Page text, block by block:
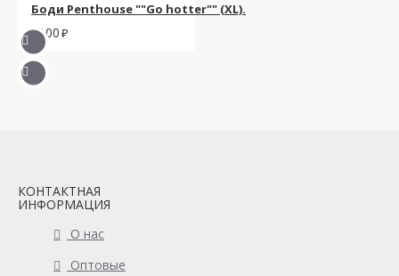
Боди Penthouse ""Go hotter"" (XL).
1100
КОНТАКТНАЯ
ИНФОРМАЦИЯ
О нас
Оптовые